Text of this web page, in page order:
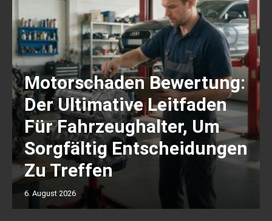
Motorschaden Bewertung:
Der Ultimative Leitfaden
Für Fahrzeughalter, Um
Sorgfältig Entscheidungen
Zu Treffen
6. August 2026